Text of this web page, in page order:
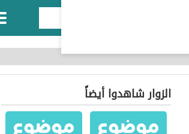
الزوار شاهدوا أيضاً